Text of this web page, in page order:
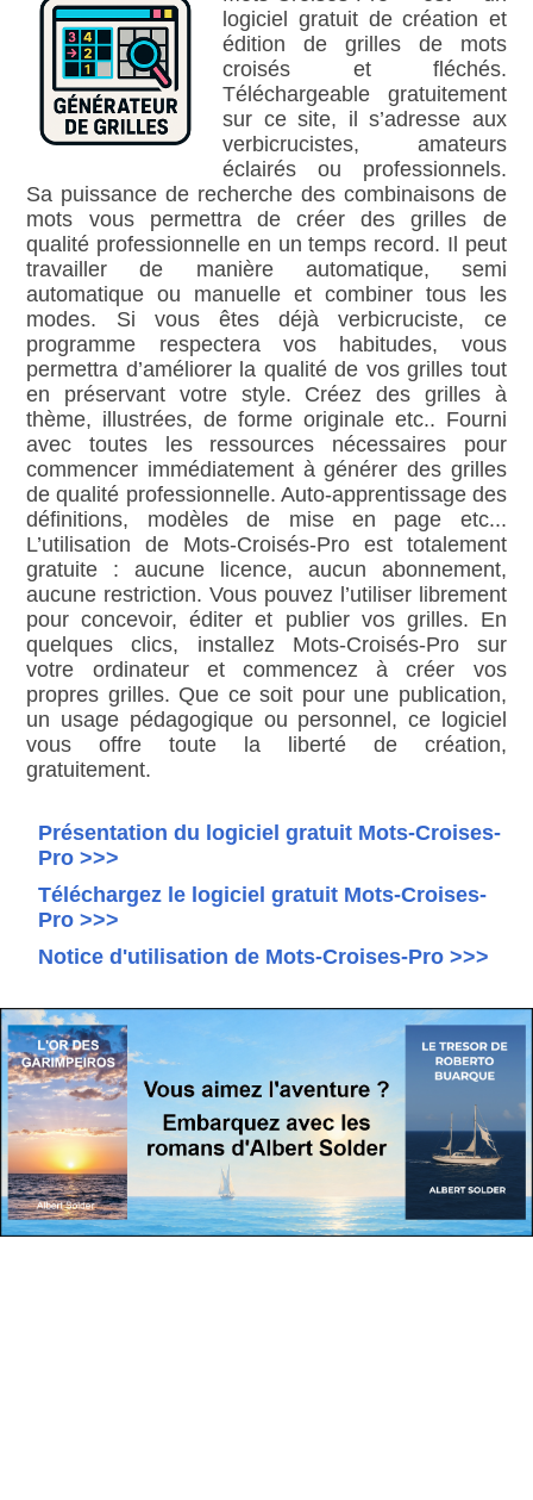
logiciel gratuit de création et
édition de grilles de mots
croisés et fléchés.
Téléchargeable gratuitement
sur ce site, il s’adresse aux
verbicrucistes, amateurs
éclairés ou professionnels.
Sa puissance de recherche des combinaisons de
mots vous permettra de créer des grilles de
qualité professionnelle en un temps record. Il peut
travailler de manière automatique, semi
automatique ou manuelle et combiner tous les
modes. Si vous êtes déjà verbicruciste, ce
programme respectera vos habitudes, vous
permettra d’améliorer la qualité de vos grilles tout
en préservant votre style. Créez des grilles à
thème, illustrées, de forme originale etc.. Fourni
avec toutes les ressources nécessaires pour
commencer immédiatement à générer des grilles
de qualité professionnelle. Auto-apprentissage des
définitions, modèles de mise en page etc...
L’utilisation de Mots-Croisés-Pro est totalement
gratuite : aucune licence, aucun abonnement,
aucune restriction. Vous pouvez l’utiliser librement
pour concevoir, éditer et publier vos grilles. En
quelques clics, installez Mots-Croisés-Pro sur
votre ordinateur et commencez à créer vos
propres grilles. Que ce soit pour une publication,
un usage pédagogique ou personnel, ce logiciel
vous offre toute la liberté de création,
gratuitement.
Présentation du logiciel gratuit Mots-Croises-
Pro >>>
Téléchargez le logiciel gratuit Mots-Croises-
Pro >>>
Notice d'utilisation de Mots-Croises-Pro >>>